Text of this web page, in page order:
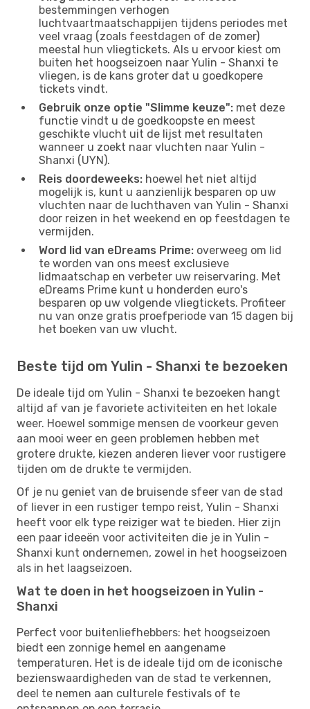
bestemmingen verhogen
luchtvaartmaatschappijen tijdens periodes met
veel vraag (zoals feestdagen of de zomer)
meestal hun vliegtickets. Als u ervoor kiest om
buiten het hoogseizoen naar Yulin - Shanxi te
vliegen, is de kans groter dat u goedkopere
tickets vindt.
Gebruik onze optie "Slimme keuze": met deze
functie vindt u de goedkoopste en meest
geschikte vlucht uit de lijst met resultaten
wanneer u zoekt naar vluchten naar Yulin -
Shanxi (UYN).
Reis doordeweeks: hoewel het niet altijd
mogelijk is, kunt u aanzienlijk besparen op uw
vluchten naar de luchthaven van Yulin - Shanxi
door reizen in het weekend en op feestdagen te
vermijden.
Word lid van eDreams Prime: overweeg om lid
te worden van ons meest exclusieve
lidmaatschap en verbeter uw reiservaring. Met
eDreams Prime kunt u honderden euro's
besparen op uw volgende vliegtickets. Profiteer
nu van onze gratis proefperiode van 15 dagen bij
het boeken van uw vlucht.
Beste tijd om Yulin - Shanxi te bezoeken
De ideale tijd om Yulin - Shanxi te bezoeken hangt
altijd af van je favoriete activiteiten en het lokale
weer. Hoewel sommige mensen de voorkeur geven
aan mooi weer en geen problemen hebben met
grotere drukte, kiezen anderen liever voor rustigere
tijden om de drukte te vermijden.
Of je nu geniet van de bruisende sfeer van de stad
of liever in een rustiger tempo reist, Yulin - Shanxi
heeft voor elk type reiziger wat te bieden. Hier zijn
een paar ideeën voor activiteiten die je in Yulin -
Shanxi kunt ondernemen, zowel in het hoogseizoen
als in het laagseizoen.
Wat te doen in het hoogseizoen in Yulin -
Shanxi
Perfect voor buitenliefhebbers: het hoogseizoen
biedt een zonnige hemel en aangename
temperaturen. Het is de ideale tijd om de iconische
bezienswaardigheden van de stad te verkennen,
deel te nemen aan culturele festivals of te